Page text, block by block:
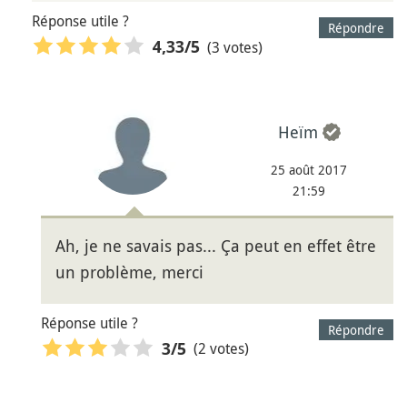
Répondre
Réponse utile ?
4,33/5 (3 votes)
Heïm
25 août 2017
21:59
Ah, je ne savais pas... Ça peut en effet être
un problème, merci
Répondre
Réponse utile ?
3/5 (2 votes)